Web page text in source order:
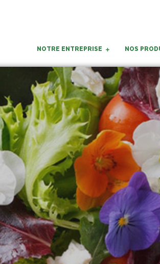
NOTRE ENTREPRISE NOS